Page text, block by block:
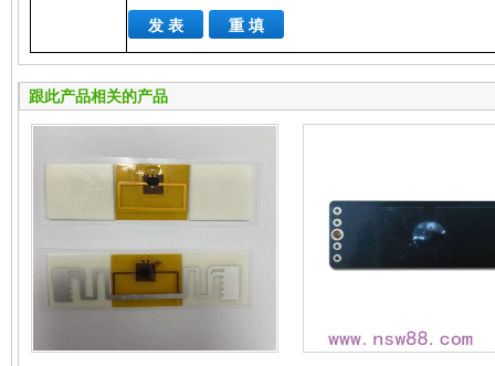
跟此产品相关的产品